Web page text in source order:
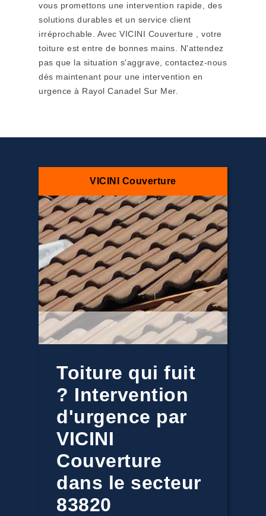
vous promettons une intervention rapide, des
solutions durables et un service client
irréprochable. Avec VICINI Couverture , votre
toiture est entre de bonnes mains. N'attendez
pas que la situation s'aggrave, contactez-nous
dès maintenant pour une intervention en
urgence à Rayol Canadel Sur Mer.
VICINI Couverture
Toiture qui fuit
? Intervention
d'urgence par
VICINI
Couverture
dans le secteur
83820